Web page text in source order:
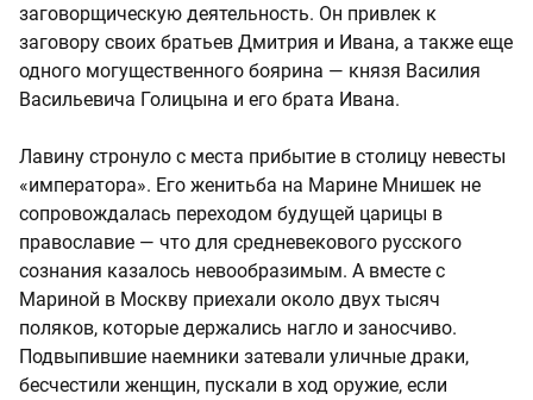
заговорщическую деятельность. Он привлек к
заговору своих братьев Дмитрия и Ивана, а также еще
одного могущественного боярина — князя Василия
Васильевича Голицына и его брата Ивана.
Лавину стронуло с места прибытие в столицу невесты
«императора». Его женитьба на Марине Мнишек не
сопровождалась переходом будущей царицы в
православие — что для средневекового русского
сознания казалось невообразимым. А вместе с
Мариной в Москву приехали около двух тысяч
поляков, которые держались нагло и заносчиво.
Подвыпившие наемники затевали уличные драки,
бесчестили женщин, пускали в ход оружие, если